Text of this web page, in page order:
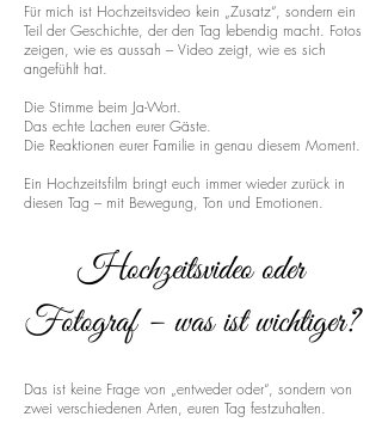
Für mich ist Hochzeitsvideo kein „Zusatz“, sondern ein
Teil der Geschichte, der den Tag lebendig macht. Fotos
zeigen, wie es aussah – Video zeigt, wie es sich
angefühlt hat.
Die Stimme beim Ja-Wort.
Das echte Lachen eurer Gäste.
Die Reaktionen eurer Familie in genau diesem Moment.
Ein Hochzeitsfilm bringt euch immer wieder zurück in
diesen Tag – mit Bewegung, Ton und Emotionen.
Hochzeitsvideo oder
Fotograf – was ist wichtiger?
Das ist keine Frage von „entweder oder“, sondern von
zwei verschiedenen Arten, euren Tag festzuhalten.